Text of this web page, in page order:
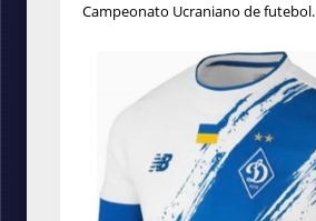
Campeonato Ucraniano de futebol.